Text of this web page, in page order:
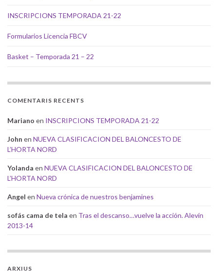
INSCRIPCIONS TEMPORADA 21-22
Formularios Licencia FBCV
Basket – Temporada 21 – 22
COMENTARIS RECENTS
Mariano en INSCRIPCIONS TEMPORADA 21-22
John en NUEVA CLASIFICACION DEL BALONCESTO DE
L’HORTA NORD
Yolanda en NUEVA CLASIFICACION DEL BALONCESTO DE
L’HORTA NORD
Angel en Nueva crónica de nuestros benjamines
sofás cama de tela en Tras el descanso…vuelve la acción. Alevín
2013-14
ARXIUS